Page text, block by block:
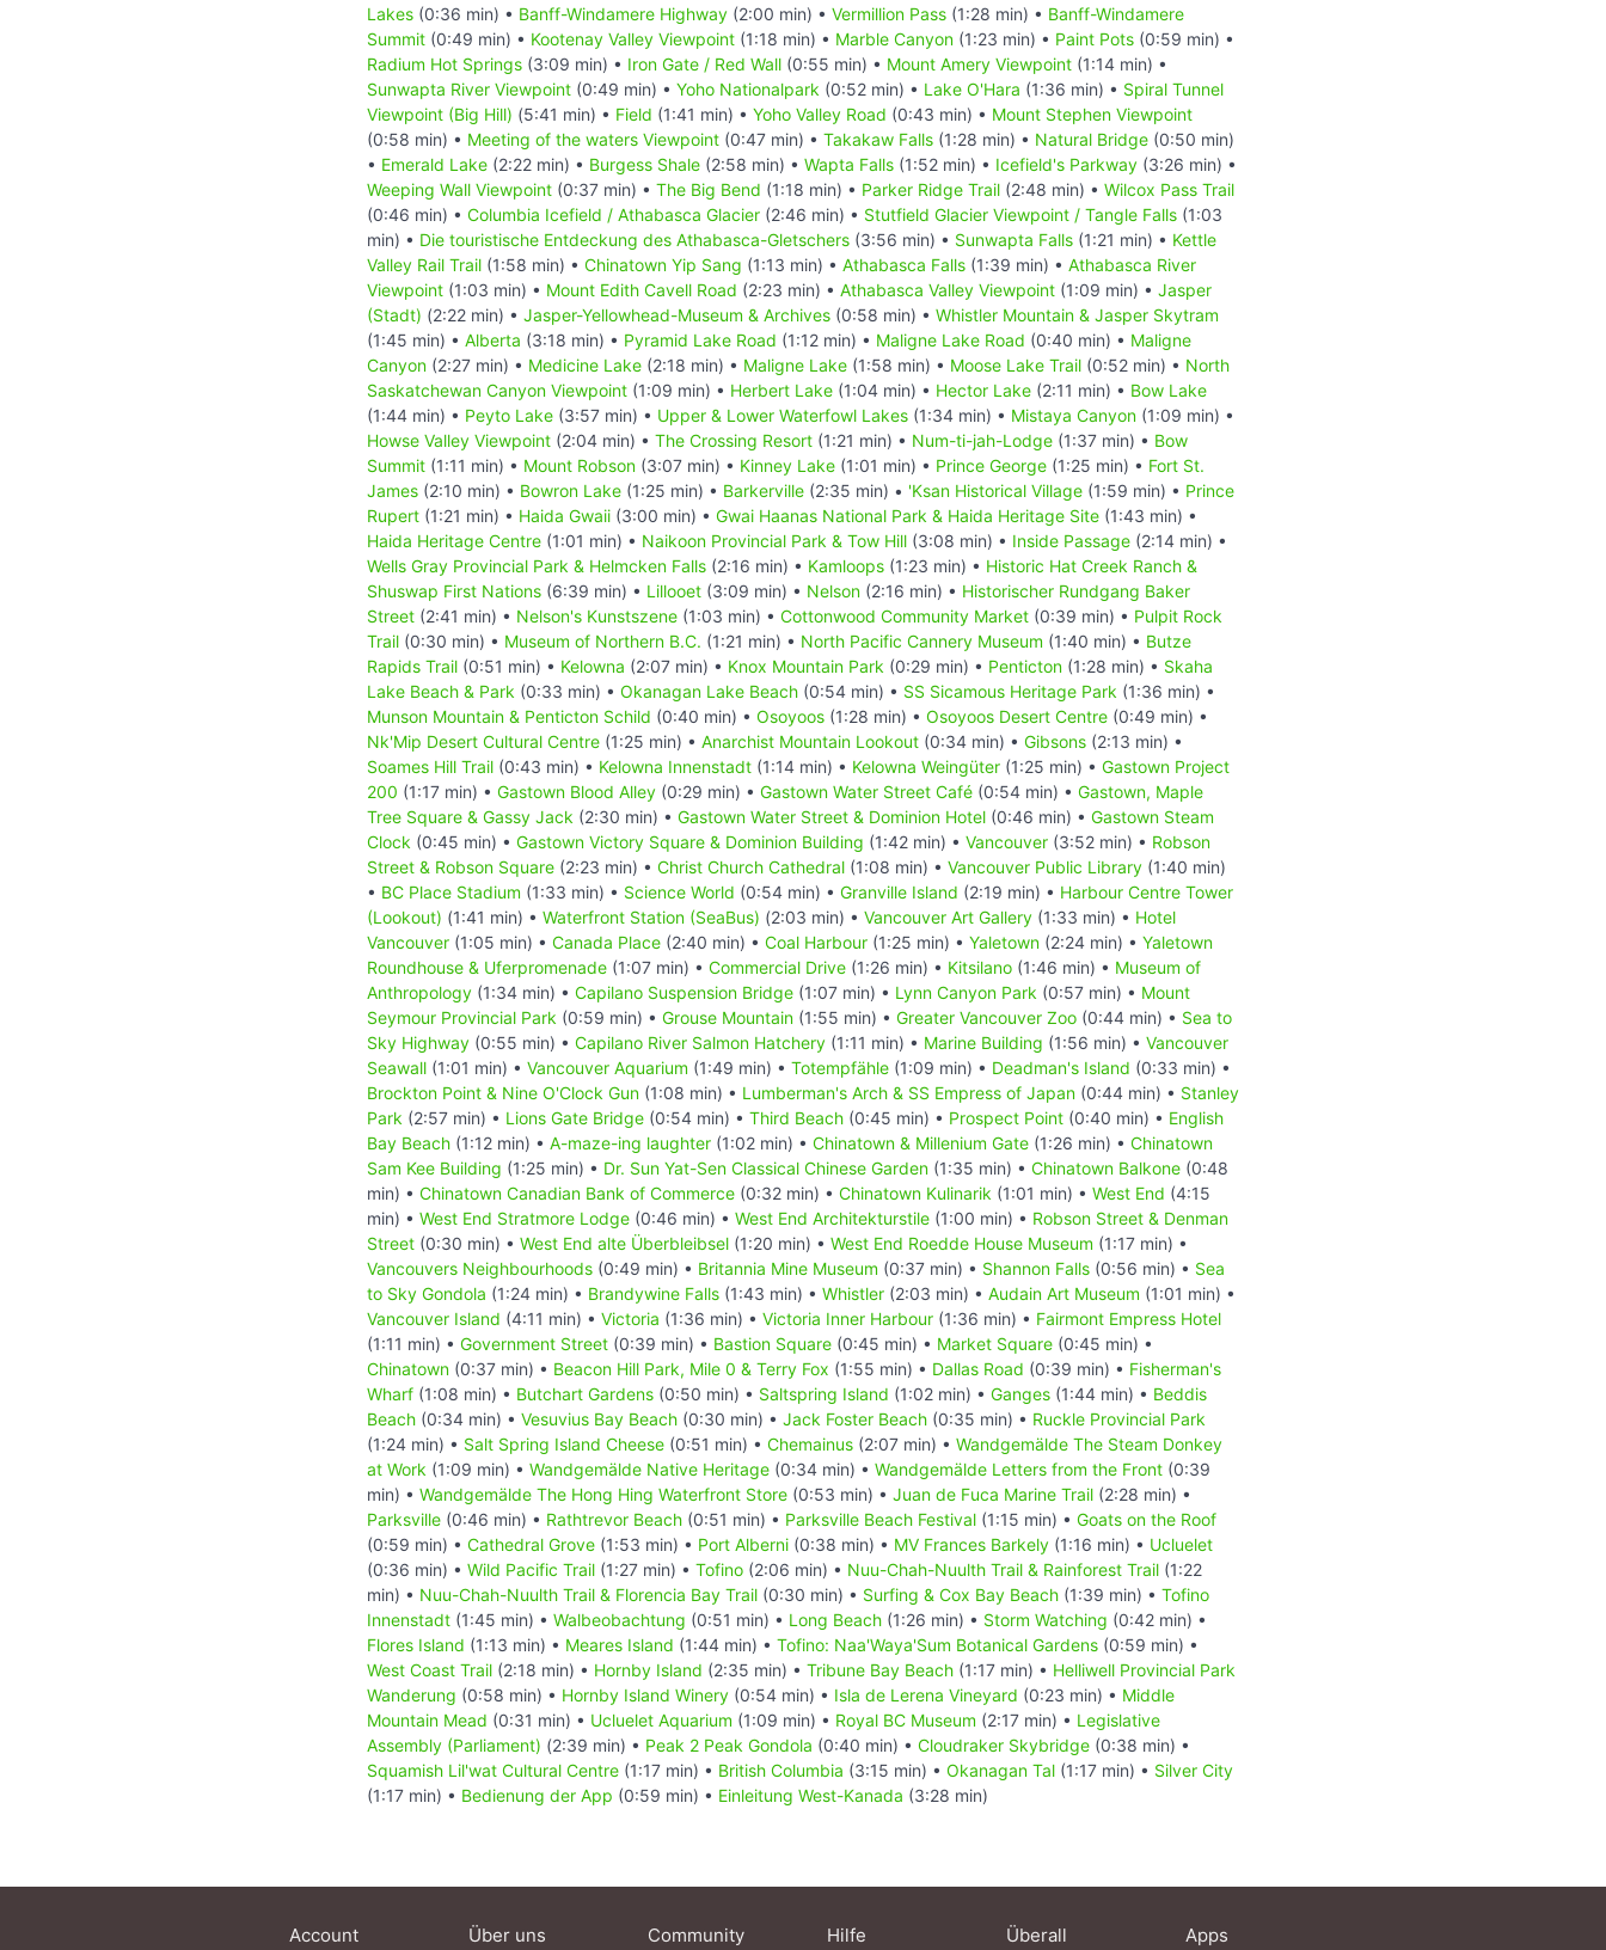
Lakes (0:36 min) • Banff-Windamere Highway (2:00 min) • Vermillion Pass (1:28 min) • Banff-Windamere
Summit (0:49 min) • Kootenay Valley Viewpoint (1:18 min) • Marble Canyon (1:23 min) • Paint Pots (0:59 min) •
Radium Hot Springs (3:09 min) • Iron Gate / Red Wall (0:55 min) • Mount Amery Viewpoint (1:14 min) •
Sunwapta River Viewpoint (0:49 min) • Yoho Nationalpark (0:52 min) • Lake O'Hara (1:36 min) • Spiral Tunnel
Viewpoint (Big Hill) (5:41 min) • Field (1:41 min) • Yoho Valley Road (0:43 min) • Mount Stephen Viewpoint
(0:58 min) • Meeting of the waters Viewpoint (0:47 min) • Takakaw Falls (1:28 min) • Natural Bridge (0:50 min)
• Emerald Lake (2:22 min) • Burgess Shale (2:58 min) • Wapta Falls (1:52 min) • Icefield's Parkway (3:26 min) •
Weeping Wall Viewpoint (0:37 min) • The Big Bend (1:18 min) • Parker Ridge Trail (2:48 min) • Wilcox Pass Trail
(0:46 min) • Columbia Icefield / Athabasca Glacier (2:46 min) • Stutfield Glacier Viewpoint / Tangle Falls (1:03
min) • Die touristische Entdeckung des Athabasca-Gletschers (3:56 min) • Sunwapta Falls (1:21 min) • Kettle
Valley Rail Trail (1:58 min) • Chinatown Yip Sang (1:13 min) • Athabasca Falls (1:39 min) • Athabasca River
Viewpoint (1:03 min) • Mount Edith Cavell Road (2:23 min) • Athabasca Valley Viewpoint (1:09 min) • Jasper
(Stadt) (2:22 min) • Jasper-Yellowhead-Museum & Archives (0:58 min) • Whistler Mountain & Jasper Skytram
(1:45 min) • Alberta (3:18 min) • Pyramid Lake Road (1:12 min) • Maligne Lake Road (0:40 min) • Maligne
Canyon (2:27 min) • Medicine Lake (2:18 min) • Maligne Lake (1:58 min) • Moose Lake Trail (0:52 min) • North
Saskatchewan Canyon Viewpoint (1:09 min) • Herbert Lake (1:04 min) • Hector Lake (2:11 min) • Bow Lake
(1:44 min) • Peyto Lake (3:57 min) • Upper & Lower Waterfowl Lakes (1:34 min) • Mistaya Canyon (1:09 min) •
Howse Valley Viewpoint (2:04 min) • The Crossing Resort (1:21 min) • Num-ti-jah-Lodge (1:37 min) • Bow
Summit (1:11 min) • Mount Robson (3:07 min) • Kinney Lake (1:01 min) • Prince George (1:25 min) • Fort St.
James (2:10 min) • Bowron Lake (1:25 min) • Barkerville (2:35 min) • 'Ksan Historical Village (1:59 min) • Prince
Rupert (1:21 min) • Haida Gwaii (3:00 min) • Gwai Haanas National Park & Haida Heritage Site (1:43 min) •
Haida Heritage Centre (1:01 min) • Naikoon Provincial Park & Tow Hill (3:08 min) • Inside Passage (2:14 min) •
Wells Gray Provincial Park & Helmcken Falls (2:16 min) • Kamloops (1:23 min) • Historic Hat Creek Ranch &
Shuswap First Nations (6:39 min) • Lillooet (3:09 min) • Nelson (2:16 min) • Historischer Rundgang Baker
Street (2:41 min) • Nelson's Kunstszene (1:03 min) • Cottonwood Community Market (0:39 min) • Pulpit Rock
Trail (0:30 min) • Museum of Northern B.C. (1:21 min) • North Pacific Cannery Museum (1:40 min) • Butze
Rapids Trail (0:51 min) • Kelowna (2:07 min) • Knox Mountain Park (0:29 min) • Penticton (1:28 min) • Skaha
Lake Beach & Park (0:33 min) • Okanagan Lake Beach (0:54 min) • SS Sicamous Heritage Park (1:36 min) •
Munson Mountain & Penticton Schild (0:40 min) • Osoyoos (1:28 min) • Osoyoos Desert Centre (0:49 min) •
Nk'Mip Desert Cultural Centre (1:25 min) • Anarchist Mountain Lookout (0:34 min) • Gibsons (2:13 min) •
Soames Hill Trail (0:43 min) • Kelowna Innenstadt (1:14 min) • Kelowna Weingüter (1:25 min) • Gastown Project
200 (1:17 min) • Gastown Blood Alley (0:29 min) • Gastown Water Street Café (0:54 min) • Gastown, Maple
Tree Square & Gassy Jack (2:30 min) • Gastown Water Street & Dominion Hotel (0:46 min) • Gastown Steam
Clock (0:45 min) • Gastown Victory Square & Dominion Building (1:42 min) • Vancouver (3:52 min) • Robson
Street & Robson Square (2:23 min) • Christ Church Cathedral (1:08 min) • Vancouver Public Library (1:40 min)
• BC Place Stadium (1:33 min) • Science World (0:54 min) • Granville Island (2:19 min) • Harbour Centre Tower
(Lookout) (1:41 min) • Waterfront Station (SeaBus) (2:03 min) • Vancouver Art Gallery (1:33 min) • Hotel
Vancouver (1:05 min) • Canada Place (2:40 min) • Coal Harbour (1:25 min) • Yaletown (2:24 min) • Yaletown
Roundhouse & Uferpromenade (1:07 min) • Commercial Drive (1:26 min) • Kitsilano (1:46 min) • Museum of
Anthropology (1:34 min) • Capilano Suspension Bridge (1:07 min) • Lynn Canyon Park (0:57 min) • Mount
Seymour Provincial Park (0:59 min) • Grouse Mountain (1:55 min) • Greater Vancouver Zoo (0:44 min) • Sea to
Sky Highway (0:55 min) • Capilano River Salmon Hatchery (1:11 min) • Marine Building (1:56 min) • Vancouver
Seawall (1:01 min) • Vancouver Aquarium (1:49 min) • Totempfähle (1:09 min) • Deadman's Island (0:33 min) •
Brockton Point & Nine O'Clock Gun (1:08 min) • Lumberman's Arch & SS Empress of Japan (0:44 min) • Stanley
Park (2:57 min) • Lions Gate Bridge (0:54 min) • Third Beach (0:45 min) • Prospect Point (0:40 min) • English
Bay Beach (1:12 min) • A-maze-ing laughter (1:02 min) • Chinatown & Millenium Gate (1:26 min) • Chinatown
Sam Kee Building (1:25 min) • Dr. Sun Yat-Sen Classical Chinese Garden (1:35 min) • Chinatown Balkone (0:48
min) • Chinatown Canadian Bank of Commerce (0:32 min) • Chinatown Kulinarik (1:01 min) • West End (4:15
min) • West End Stratmore Lodge (0:46 min) • West End Architekturstile (1:00 min) • Robson Street & Denman
Street (0:30 min) • West End alte Überbleibsel (1:20 min) • West End Roedde House Museum (1:17 min) •
Vancouvers Neighbourhoods (0:49 min) • Britannia Mine Museum (0:37 min) • Shannon Falls (0:56 min) • Sea
to Sky Gondola (1:24 min) • Brandywine Falls (1:43 min) • Whistler (2:03 min) • Audain Art Museum (1:01 min) •
Vancouver Island (4:11 min) • Victoria (1:36 min) • Victoria Inner Harbour (1:36 min) • Fairmont Empress Hotel
(1:11 min) • Government Street (0:39 min) • Bastion Square (0:45 min) • Market Square (0:45 min) •
Chinatown (0:37 min) • Beacon Hill Park, Mile 0 & Terry Fox (1:55 min) • Dallas Road (0:39 min) • Fisherman's
Wharf (1:08 min) • Butchart Gardens (0:50 min) • Saltspring Island (1:02 min) • Ganges (1:44 min) • Beddis
Beach (0:34 min) • Vesuvius Bay Beach (0:30 min) • Jack Foster Beach (0:35 min) • Ruckle Provincial Park
(1:24 min) • Salt Spring Island Cheese (0:51 min) • Chemainus (2:07 min) • Wandgemälde The Steam Donkey
at Work (1:09 min) • Wandgemälde Native Heritage (0:34 min) • Wandgemälde Letters from the Front (0:39
min) • Wandgemälde The Hong Hing Waterfront Store (0:53 min) • Juan de Fuca Marine Trail (2:28 min) •
Parksville (0:46 min) • Rathtrevor Beach (0:51 min) • Parksville Beach Festival (1:15 min) • Goats on the Roof
(0:59 min) • Cathedral Grove (1:53 min) • Port Alberni (0:38 min) • MV Frances Barkely (1:16 min) • Ucluelet
(0:36 min) • Wild Pacific Trail (1:27 min) • Tofino (2:06 min) • Nuu-Chah-Nuulth Trail & Rainforest Trail (1:22
min) • Nuu-Chah-Nuulth Trail & Florencia Bay Trail (0:30 min) • Surfing & Cox Bay Beach (1:39 min) • Tofino
Innenstadt (1:45 min) • Walbeobachtung (0:51 min) • Long Beach (1:26 min) • Storm Watching (0:42 min) •
Flores Island (1:13 min) • Meares Island (1:44 min) • Tofino: Naa'Waya'Sum Botanical Gardens (0:59 min) •
West Coast Trail (2:18 min) • Hornby Island (2:35 min) • Tribune Bay Beach (1:17 min) • Helliwell Provincial Park
Wanderung (0:58 min) • Hornby Island Winery (0:54 min) • Isla de Lerena Vineyard (0:23 min) • Middle
Mountain Mead (0:31 min) • Ucluelet Aquarium (1:09 min) • Royal BC Museum (2:17 min) • Legislative
Assembly (Parliament) (2:39 min) • Peak 2 Peak Gondola (0:40 min) • Cloudraker Skybridge (0:38 min) •
Squamish Lil'wat Cultural Centre (1:17 min) • British Columbia (3:15 min) • Okanagan Tal (1:17 min) • Silver City
(1:17 min) • Bedienung der App (0:59 min) • Einleitung West-Kanada (3:28 min)
Account Über uns Community Hilfe Überall Apps